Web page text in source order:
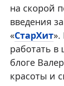
на скорой
введения
«СтарХит».
работать
блоге
красоты и